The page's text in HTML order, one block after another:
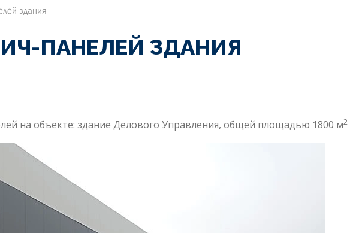
здания
ПАНЕЛЕЙ ЗДАНИЯ
на объекте: здание Делового Управления, общей площадью 1800 м2